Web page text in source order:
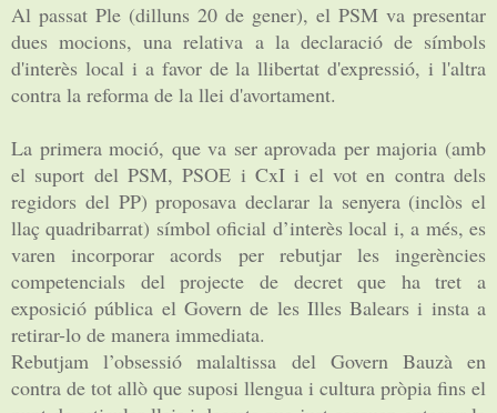
Al passat Ple (dilluns 20 de gener), el PSM va presentar
dues mocions, una relativa a la declaració de símbols
d'interès local i a favor de la llibertat d'expressió, i l'altra
contra la reforma de la llei d'avortament.
La primera moció, que va ser aprovada per majoria (amb
el suport del PSM, PSOE i CxI i el vot en contra dels
regidors del PP) proposava declarar la senyera (inclòs el
llaç quadribarrat) símbol oficial d’interès local i, a més, es
varen incorporar acords per rebutjar les ingerències
competencials del projecte de decret que ha tret a
exposició pública el Govern de les Illes Balears i insta a
retirar-lo de manera immediata.
Rebutjam l’obsessió malaltissa del Govern Bauzà en
contra de tot allò que suposi llengua i cultura pròpia fins el